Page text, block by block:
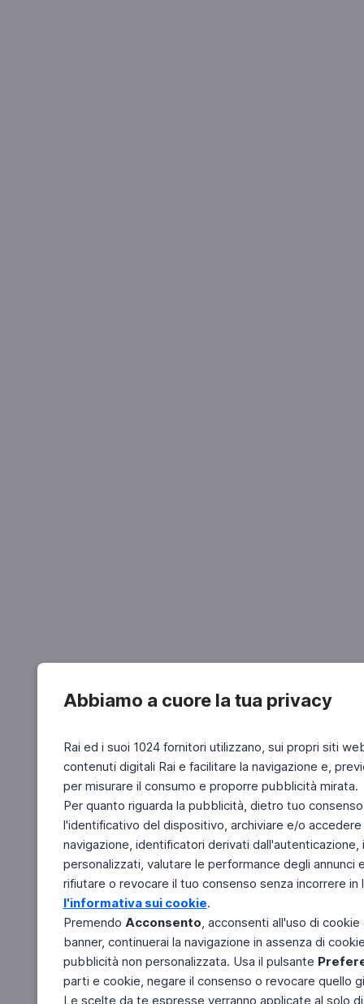
Abbiamo a cuore la tua privacy
Rai ed i suoi 1024 fornitori utilizzano, sui propri siti
contenuti digitali Rai e facilitare la navigazione e,
per misurare il consumo e proporre pubblicità mirata.
Per quanto riguarda la pubblicità, dietro tuo
l'identificativo del dispositivo, archiviare e/o
navigazione, identificatori derivati
personalizzati, valutare le performance degli
rifiutare o revocare il tuo consenso senza incorrere
l'informativa sui cookie.
Premendo Acconsento, acconsenti all'uso di
banner, continuerai la navigazione in assenza di
pubblicità non personalizzata. Usa il pulsante
parti e cookie, negare il consenso o revocare quello
Le scelte da te espresse verranno applicate al solo